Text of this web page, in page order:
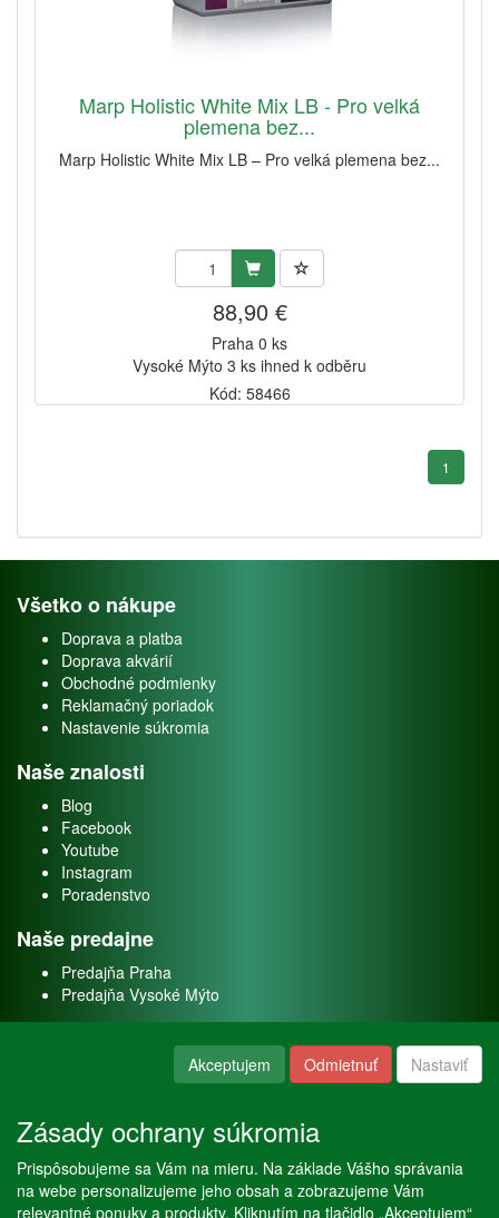
Marp Holistic White Mix LB - Pro velká
plemena bez...
Marp Holistic White Mix LB – Pro velká plemena bez...
88,90 €
Praha 0 ks
Vysoké Mýto 3 ks ihned k odběru
Kód: 58466
1
Všetko o nákupe
Doprava a platba
Doprava akvárií
Obchodné podmienky
Reklamačný poriadok
Nastavenie súkromia
Naše znalosti
Blog
Facebook
Youtube
Instagram
Poradenstvo
Naše predajne
Predajňa Praha
Predajňa Vysoké Mýto
Naše služby
Servis
Predaj akváriových rýb
Akceptujem Odmietnuť Nastaviť
Zásady ochrany súkromia
Prispôsobujeme sa Vám na mieru. Na základe Vášho správania
na webe personalizujeme jeho obsah a zobrazujeme Vám
relevantné ponuky a produkty. Kliknutím na tlačidlo „Akceptujem“